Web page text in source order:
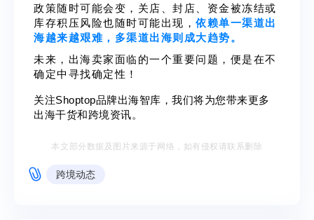
政策随时可能会变，关店、封店、资金被冻结或
库存积压风险也随时可能出现， 依赖单一渠道出
海越来越艰难，多渠道出海则成大趋势。
未来，出海卖家面临的一个重要问题，便是在不
确定中寻找确定性！
关注Shoptop品牌出海智库，我们将为您带来更多
出海干货和跨境资讯。
本文部分数据及图片来源于网络，如有侵权请联系删除
跨境动态